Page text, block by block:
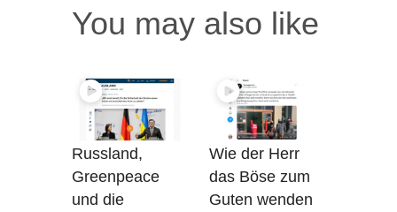
You may also like
Russland,
Greenpeace
und die
Wie der Herr
das Böse zum
Guten wenden